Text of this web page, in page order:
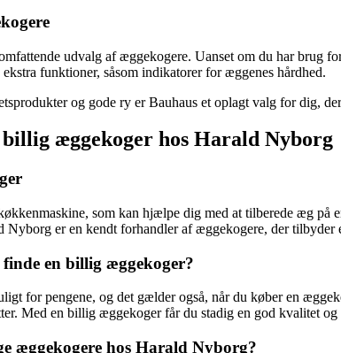
udvalg af æggekogere. Uanset om du har
funktioner, såsom indikatorer for æggenes hårdhed.
og gode ry er Bauhaus et oplagt valg for dig,
æggekoger hos Harald Nyborg
som kan hjælpe dig med at tilberede æg
er en kendt forhandler af æggekogere, der tilbyder
en billig æggekoger?
for pengene, og det gælder også, når du køber en
Med en billig æggekoger får du stadig en god kvalitet
æggekogere hos Harald Nyborg?